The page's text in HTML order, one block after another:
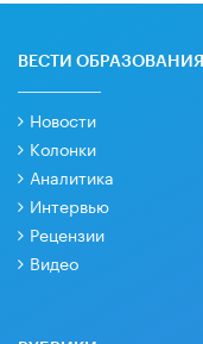
ВЕСТИ ОБРАЗОВАНИЯ
Новости
Колонки
Аналитика
Интервью
Рецензии
Видео